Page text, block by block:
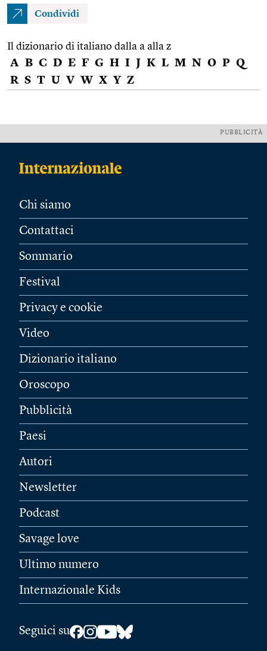
Condividi
Il dizionario di italiano dalla a alla z
A B C D E F G H I J K L M N O P Q
R S T U V W X Y Z
PUBBLICITÀ
Chi siamo
Contattaci
Sommario
Festival
Privacy e cookie
Video
Dizionario italiano
Oroscopo
Pubblicità
Paesi
Autori
Newsletter
Podcast
Savage love
Ultimo numero
Internazionale Kids
Seguici su